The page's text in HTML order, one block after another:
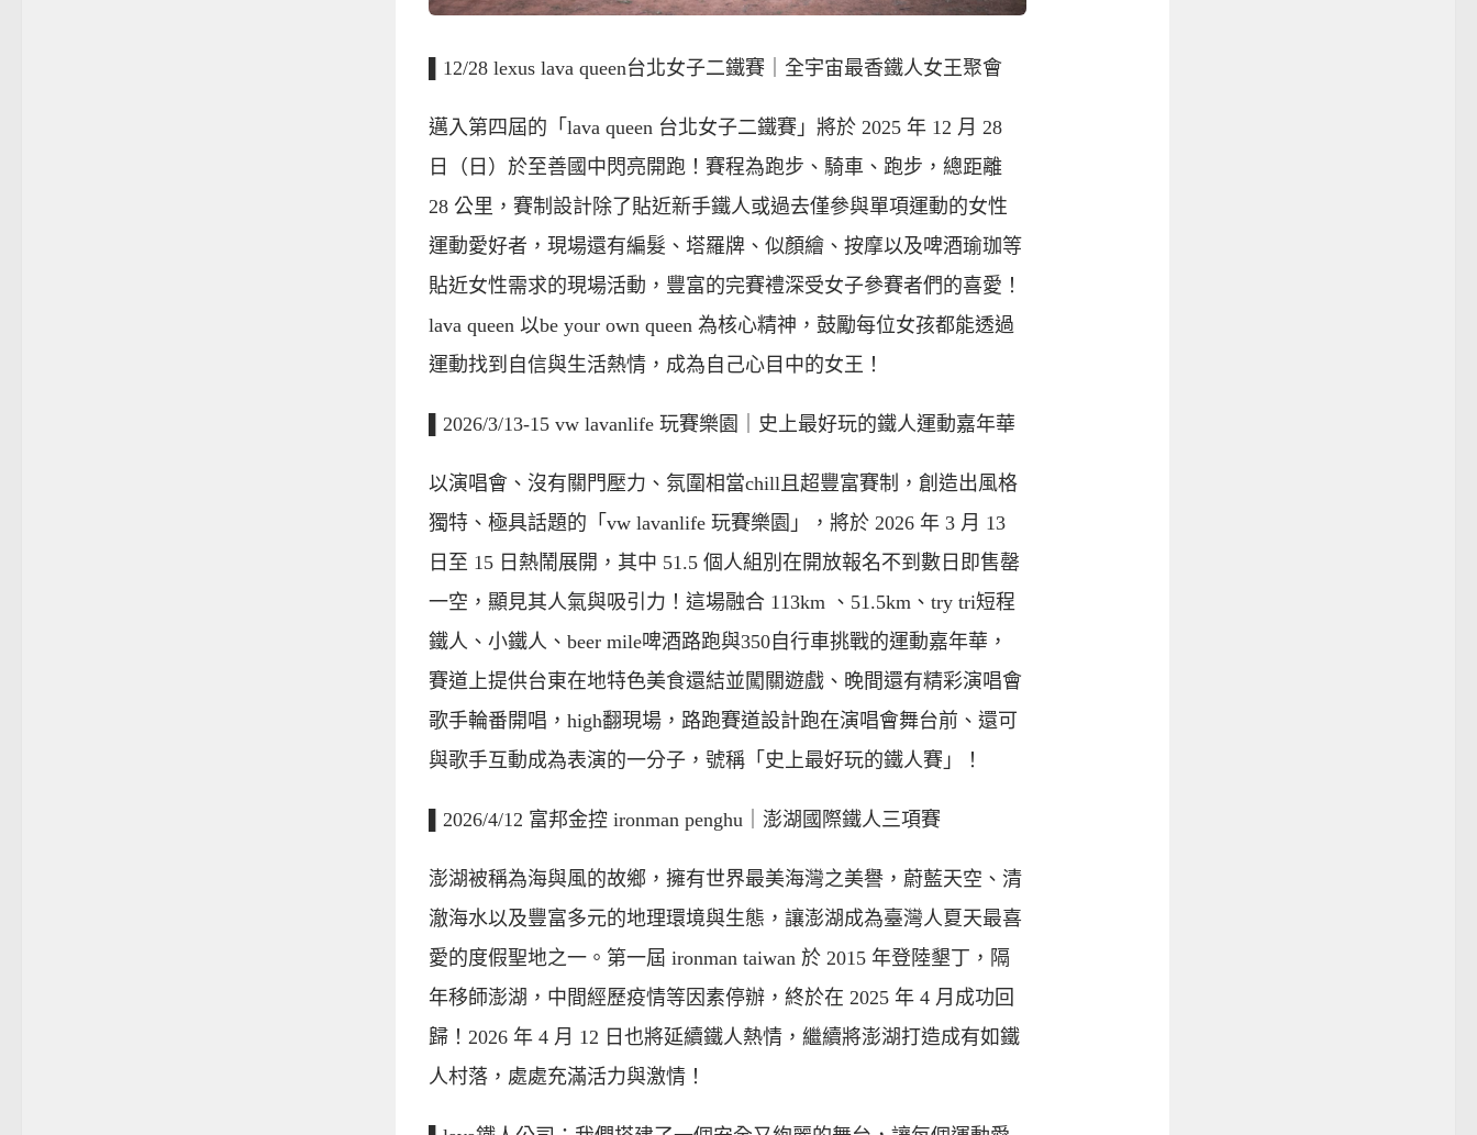
▌12/28 lexus lava queen台北女子二鐵賽｜全宇宙最香鐵人女王聚會
邁入第四屆的「lava queen 台北女子二鐵賽」將於 2025 年 12 月 28
日（日）於至善國中閃亮開跑！賽程為跑步、騎車、跑步，總距離
28 公里，賽制設計除了貼近新手鐵人或過去僅參與單項運動的女性
運動愛好者，現場還有編髮、塔羅牌、似顏繪、按摩以及啤酒瑜珈等
貼近女性需求的現場活動，豐富的完賽禮深受女子參賽者們的喜愛！
lava queen 以be your own queen 為核心精神，鼓勵每位女孩都能透過
運動找到自信與生活熱情，成為自己心目中的女王！
▌2026/3/13-15 vw lavanlife 玩賽樂園｜史上最好玩的鐵人運動嘉年華
以演唱會、沒有關門壓力、氛圍相當chill且超豐富賽制，創造出風格
獨特、極具話題的「vw lavanlife 玩賽樂園」，將於 2026 年 3 月 13
日至 15 日熱鬧展開，其中 51.5 個人組別在開放報名不到數日即售罄
一空，顯見其人氣與吸引力！這場融合 113km 、51.5km、try tri短程
鐵人、小鐵人、beer mile啤酒路跑與350自行車挑戰的運動嘉年華，
賽道上提供台東在地特色美食還結並闖關遊戲、晚間還有精彩演唱會
歌手輪番開唱，high翻現場，路跑賽道設計跑在演唱會舞台前、還可
與歌手互動成為表演的一分子，號稱「史上最好玩的鐵人賽」！
▌2026/4/12 富邦金控 ironman penghu｜澎湖國際鐵人三項賽
澎湖被稱為海與風的故鄉，擁有世界最美海灣之美譽，蔚藍天空、清
澈海水以及豐富多元的地理環境與生態，讓澎湖成為臺灣人夏天最喜
愛的度假聖地之一。第一屆 ironman taiwan 於 2015 年登陸墾丁，隔
年移師澎湖，中間經歷疫情等因素停辦，終於在 2025 年 4 月成功回
歸！2026 年 4 月 12 日也將延續鐵人熱情，繼續將澎湖打造成有如鐵
人村落，處處充滿活力與激情！